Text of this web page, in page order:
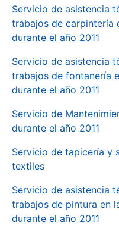
Servicio de asistencia
trabajos de carpintería
durante el año 2011
Servicio de asistencia
trabajos de fontanería
durante el año 2011
Servicio de
durante el año 2011
Servicio de tapicería y
textiles
Servicio de asistencia
trabajos de pintura en
durante el año 2011